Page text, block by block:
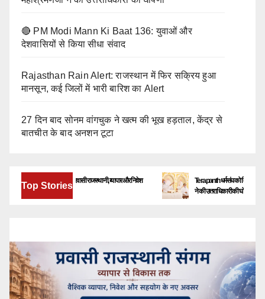
🔴 PM Modi Mann Ki Baat 136: युवाओं और
देशवासियों से किया सीधा संवाद
Rajasthan Rain Alert: राजस्थान में फिर सक्रिय हुआ
मानसून, कई जिलों में भारी बारिश का Alert
27 दिन बाद सोनम वांगचुक ने खत्म की भूख हड़ताल, केंद्र से
बातचीत के बाद अनशन टूटा
Top Stories
बेंगलूरु में जुटेंगे देश-विदेश के प्रवासी राजस्थानी, व्यापार और निवेश
के नए अवसरों पर होगा मंथन
Terapanth धर्मसंघ को मिला नया युवाचार्य
ने की उत्तराधिकारी की घोषणा